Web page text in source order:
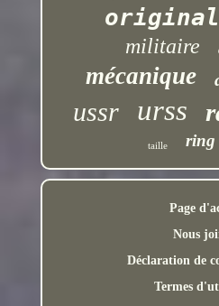
original
militaire
mécanique
ussr urss
taille ring
Page
Nous
Déclaration de
Termes